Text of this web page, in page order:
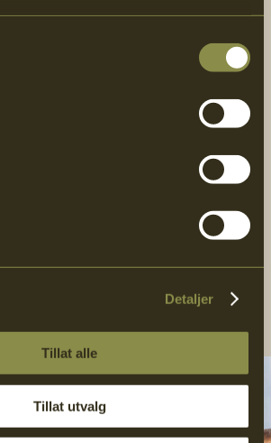
Detaljer
Tillat alle
Tillat utvalg